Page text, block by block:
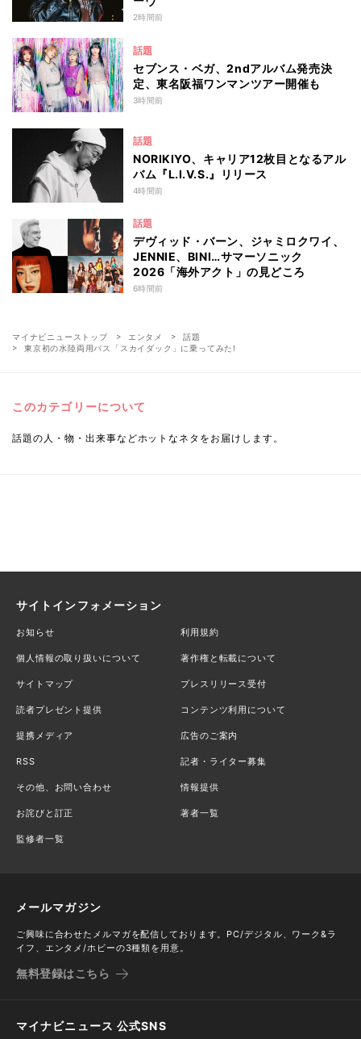
2時間前
話題
セブンス・ベガ、2ndアルバム発売決
定、東名阪福ワンマンツアー開催も
3時間前
話題
NORIKIYO、キャリア12枚目となるアル
バム『L.I.V.S.』リリース
4時間前
話題
デヴィッド・バーン、ジャミロクワイ、
JENNIE、BINI…サマーソニック
2026「海外アクト」の見どころ
6時間前
マイナビニューストップ エンタメ
話題
東京初の水陸両用バス「スカイダック」に乗ってみた!
このカテゴリーについて
話題の人・物・出来事などホットなネタをお届けします。
サイトインフォメーション
お知らせ 利用規約
個人情報の取り扱いについて 著作権と転載について
サイトマップ プレスリリース受付
読者プレゼント提供 コンテンツ利用について
提携メディア 広告のご案内
RSS 記者・ライター募集
その他、お問い合わせ 情報提供
お詫びと訂正 著者一覧
監修者一覧
メールマガジン
ご興味に合わせたメルマガを配信しております。PC/デジタル、ワーク&ラ
イフ、エンタメ/ホビーの3種類を用意。
無料登録はこちら
マイナビニュース 公式SNS